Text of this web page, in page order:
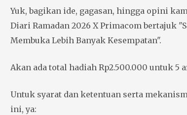
Yuk, bagikan ide, gagasan, hingga opini
Diari Ramadan 2026 X Primacom bertajuk
Membuka Lebih Banyak Kesempatan".
Akan ada total hadiah Rp2.500.000 untuk 5
Untuk syarat dan ketentuan serta
ini, ya: